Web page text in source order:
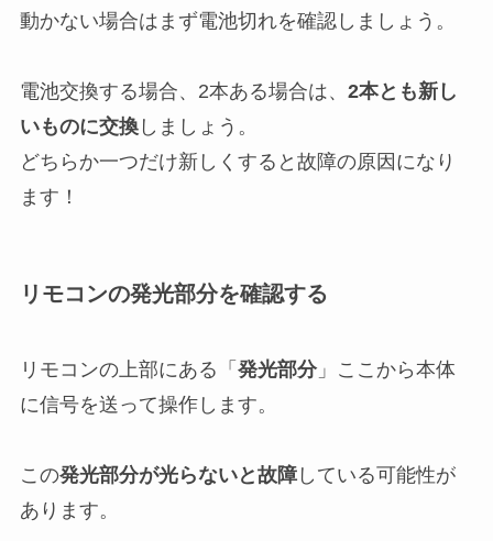
動かない場合はまず電池切れを確認しましょう。
電池交換する場合、2本ある場合は、 2本とも新し
いものに交換しましょう。
どちらか一つだけ新しくすると故障の原因になり
ます！
リモコンの発光部分を確認する
リモコンの上部にある「 発光部分」ここから本体
に信号を送って操作します。
この発光部分が光らないと故障している可能性が
あります。